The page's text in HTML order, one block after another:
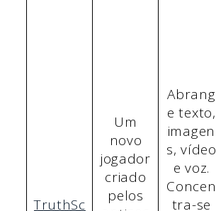
TruthSc
Um
novo
jogador
criado
pelos
Abrang
e texto,
imagen
s, vídeo
e voz.
Concen
tra-se